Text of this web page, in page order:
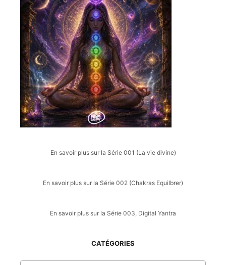
En savoir plus sur la Série 001 (La vie divine)
En savoir plus sur la Série 002 (Chakras Equilbrer)
En savoir plus sur la Série 003, Digital Yantra
CATÉGORIES